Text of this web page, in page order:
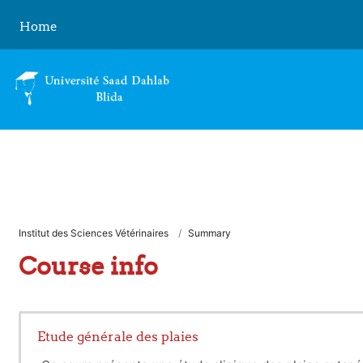
Home
Institut des Sciences Vétérinaires Summary
Course info
Etude générale des plaies